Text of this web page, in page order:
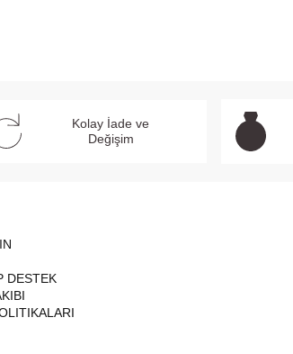
Kolay İade ve
Değişim
DESTEK